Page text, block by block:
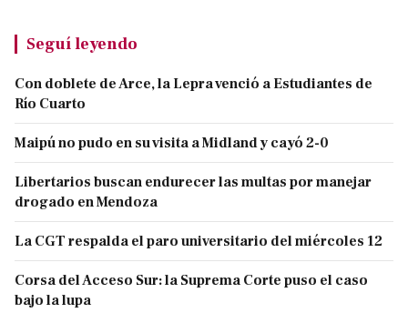
Seguí leyendo
Con doblete de Arce, la Lepra venció a Estudiantes de
Río Cuarto
Maipú no pudo en su visita a Midland y cayó 2-0
Libertarios buscan endurecer las multas por manejar
drogado en Mendoza
La CGT respalda el paro universitario del miércoles 12
Corsa del Acceso Sur: la Suprema Corte puso el caso
bajo la lupa